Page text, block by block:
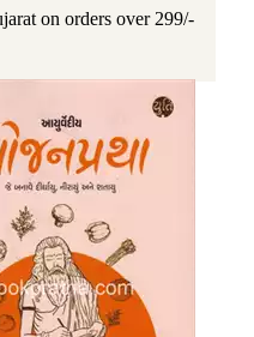
on orders over 299/-